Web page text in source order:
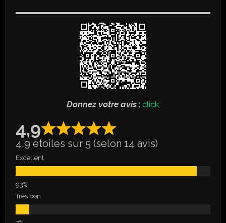
Donnez votre avis : click
4,9
4,9 étoiles sur 5 (selon 14 avis)
Excellent
Très bon